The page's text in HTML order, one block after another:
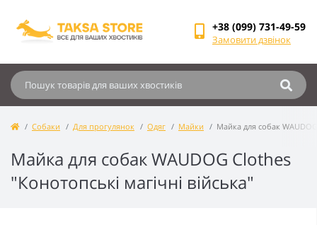
+38 (099) 731-49-59
Замовити дзвінок
Собаки Для прогулянок Одяг Майки Майка для собак
Майка для собак WAUDOG Clothes
"Конотопські магічні війська"